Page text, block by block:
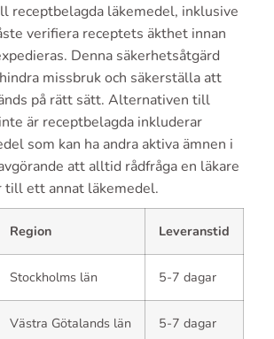
receptbelagda läkemedel, inklusive
verifiera receptets äkthet innan
Denna säkerhetsåtgärd
missbruk och säkerställa att
på rätt sätt. Alternativen till
är receptbelagda inkluderar
som kan ha andra aktiva ämnen i
att alltid rådfråga en läkare
till ett annat läkemedel.
Region Leveranstid
Stockholms län 5-7 dagar
Västra Götalands län 5-7 dagar